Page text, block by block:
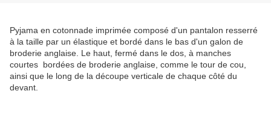
Pyjama en cotonnade imprimée composé d'un pantalon resserré
à la taille par un élastique et bordé dans le bas d'un galon de
broderie anglaise. Le haut, fermé dans le dos, à manches
courtes bordées de broderie anglaise, comme le tour de cou,
ainsi que le long de la découpe verticale de chaque côté du
devant.